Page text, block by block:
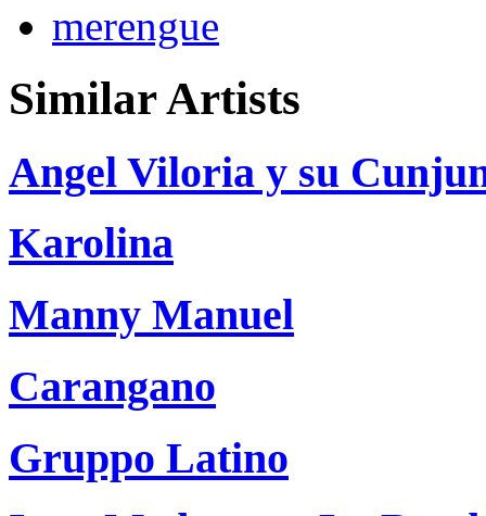
merengue
Similar Artists
Angel Viloria y su
Karolina
Manny Manuel
Carangano
Gruppo Latino